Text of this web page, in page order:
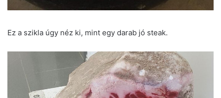
Ez a szikla úgy néz ki, mint egy darab jó steak.